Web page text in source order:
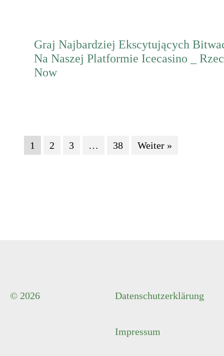
Graj Najbardziej Ekscytujących
Na Naszej Platformie Icecasino _
Now
1
2 3 … 38 Weiter »
© 2026 Datenschutzerklärung
Impressum